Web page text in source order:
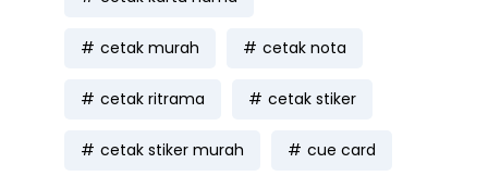
cetak murah cetak nota
cetak ritrama cetak stiker
cetak stiker murah cue card